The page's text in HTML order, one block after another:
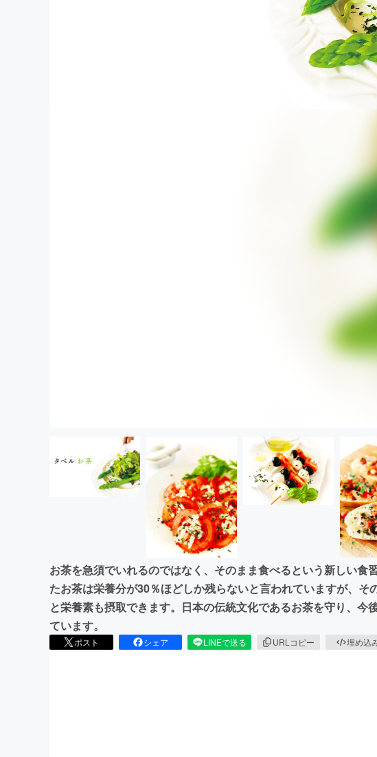
お茶を急須でいれるのではなく、そのまま食べるという新しい食
たお茶は栄養分が30％ほどしか残らないと言われていますが、そ
と栄養素も摂取できます。日本の伝統文化であるお茶を守り、今
ています。
ポスト シェア LINEで送る URLコピー 埋め込